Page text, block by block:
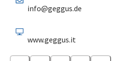
info@geggus.de
www.geggus.it